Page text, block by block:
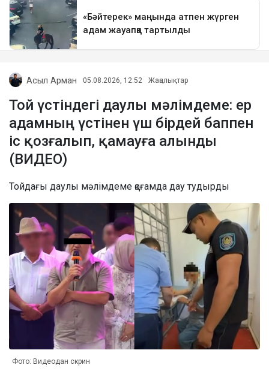
Асыл Арман 05.08.2026, 12:52 Жаңалықтар
Той үстіндегі даулы мәлімдеме: ер
адамның үстінен үш бірдей баппен
іс қозғалып, қамауға алынды
(ВИДЕО)
Тойдағы даулы мәлімдеме қоғамда дау тудырды
Фото: Видеодан скрин